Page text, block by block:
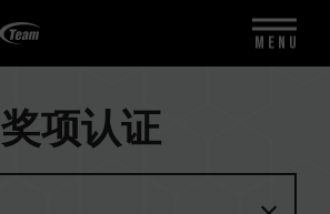
奖项认证
MENU